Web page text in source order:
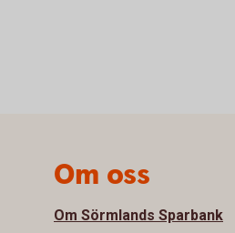
Om oss
Om Sörmlands Sparbank